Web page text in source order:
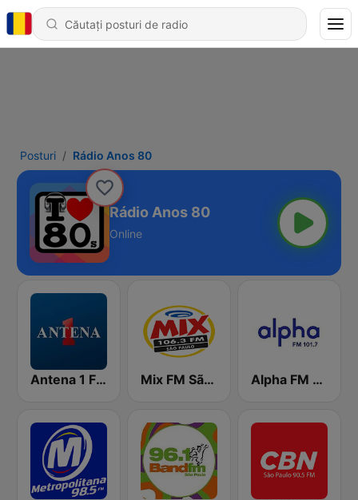
Posturi Rádio Anos 80
Rádio Anos 80
Online
Antena 1 FM Mix FM São Paulo Alpha FM 101.7